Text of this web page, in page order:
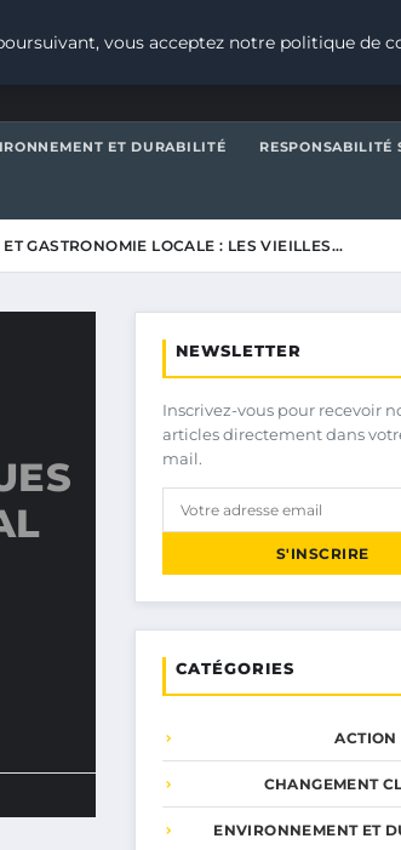
ET DURABILITÉ RESPONSABILITÉ
GASTRONOMIE LOCALE : LES VIEILLES…
NEWSLETTER
Inscrivez-vous pour recevoir
articles directement dans
mail.
S'INSCRIRE
CATÉGORIES
ACTION
CHANGEMENT
ENVIRONNEMENT ET
vous acceptez notre politique de